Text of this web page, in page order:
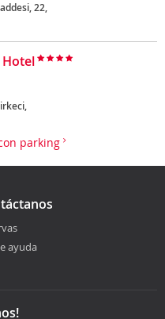
22,
parking
ayuda